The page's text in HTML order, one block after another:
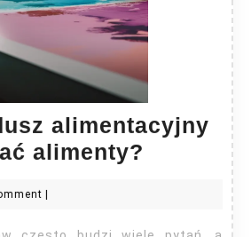
alimentacyjny
alimenty?
fundusz
moze